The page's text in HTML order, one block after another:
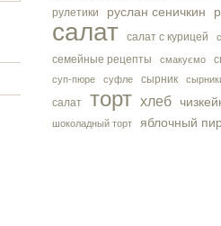
рулетики руслан сеничкин
салат салат с курицей
семейные рецепты смакуємо
суп-пюре суфле сырник
салат
торт хлеб
шоколадный торт яблочный